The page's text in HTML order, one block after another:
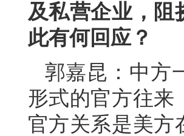
及私营企业，阻
此有何回应？
郭嘉昆：中方
形式的官方往来
官方关系是美方